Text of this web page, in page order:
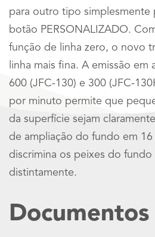
para outro tipo simplesmente
botão PERSONALIZADO.
função de linha zero, o novo
linha mais fina. A emissão em
600 (JFC-130) e 300 (JFC-
por minuto permite que
da superfície sejam
de ampliação do fundo em
discrimina os peixes do fundo
distintamente.
Documentos